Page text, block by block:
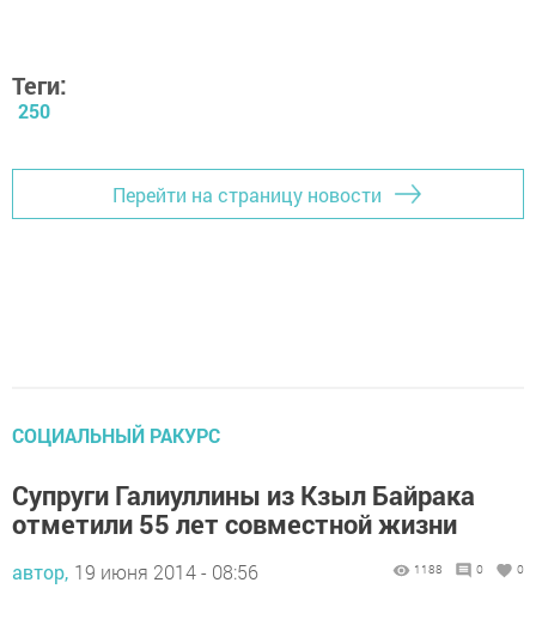
Теги:
250
Перейти на страницу новости
СОЦИАЛЬНЫЙ РАКУРС
Супруги Галиуллины из Кзыл Байрака
отметили 55 лет совместной жизни
автор, 19 июня 2014 - 08:56 1188 0 0